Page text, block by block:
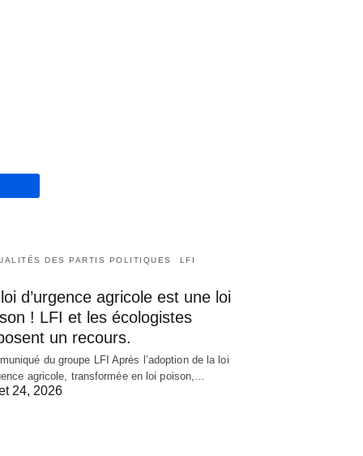
DES PARTIS POLITIQUES LFI
d’urgence agricole est une loi
! LFI et les écologistes
un recours.
du groupe LFI Après l’adoption de la loi
agricole, transformée en loi poison,…
24, 2026